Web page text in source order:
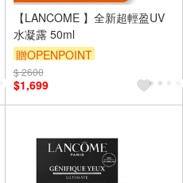
【LANCOME 】全新超輕盈UV
水凝露 50ml
贈OPENPOINT
$ 2600
$1,699